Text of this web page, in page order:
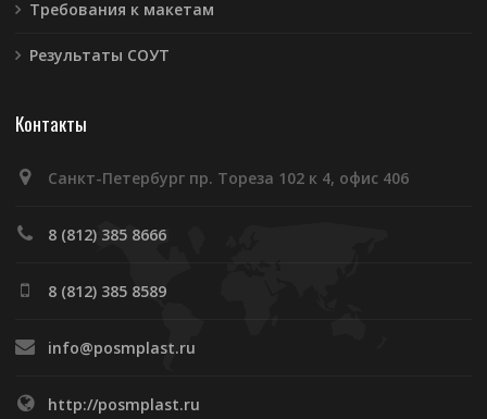
Требования к макетам
Результаты СОУТ
Контакты
Санкт-Петербург пр. Тореза 102 к 4, офис 406
8 (812) 385 8666
8 (812) 385 8589
info@posmplast.ru
http://posmplast.ru